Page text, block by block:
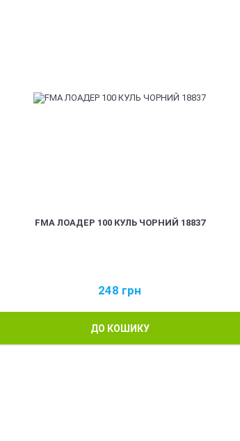
FMA ЛОАДЕР 100 КУЛЬ ЧОРНИЙ 18837
248 грн
ДО КОШИКУ